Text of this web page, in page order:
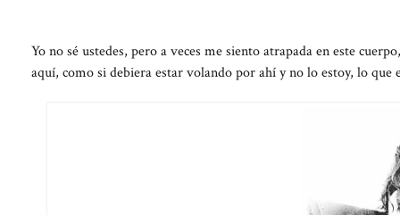
Yo no sé ustedes, pero a veces me siento atrapada en este
aquí, como si debiera estar volando por ahí y no lo estoy, lo que